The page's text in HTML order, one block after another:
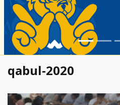
qabul-2020